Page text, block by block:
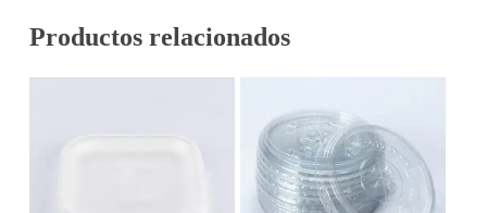
Productos relacionados